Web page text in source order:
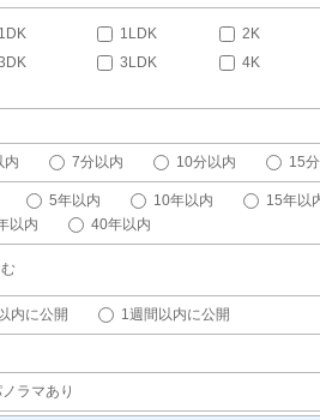
1DK 1LDK 2K
3LDK 4K
内 7分以内 10分以内 15
5年以内 10年以内 15年以
以内 40年以内
内に公開 1週間以内に公開
ラマあり